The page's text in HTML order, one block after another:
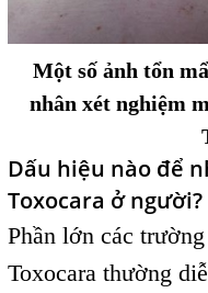
Một số ảnh tổn
nhân xét nghiệm
Dấu hiệu nào để
Toxocara ở người?
Phần lớn các
Toxocara thường